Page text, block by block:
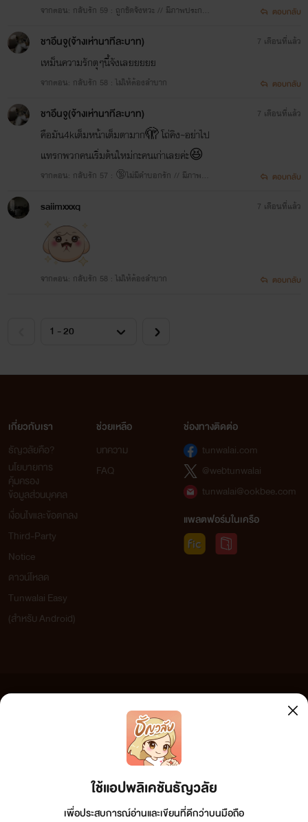
จากตอน: กลับรัก 59 : ถูกขัดจังหวะ // มีภาพประกอ
ตอบกลับ
ชาอึนจู(จ้างเห่านาทีละบาท)
เหม็นความรักตุๆนี้จังเลยยยยย
จากตอน: กลับรัก 58 : ไม่ให้ต้องลำบาก
7 เดือนที่แล้ว
ตอบกลับ
ชาอึนจู(จ้างเห่านาทีละบาท)
คือมัน4kเต็มหน้าเต็มตามาก🫣 โถ่คิง~อย่าไป
แทรกพวกคนเริ่มต้นใหม่กะคนเก่าเลยค่ะ😆
จากตอน: กลับรัก 57 : 🔞ไม่มีคำบอกรัก // มีภาพ
7 เดือนที่แล้ว
ตอบกลับ
saiimxxxq
จากตอน: กลับรัก 58 : ไม่ให้ต้องลำบาก
7 เดือนที่แล้ว
ตอบกลับ
ใช้แอปพลิเคชันธัญวลัย
เพื่อประสบการณ์อ่านและเขียนที่ดีกว่าบนมือถือ
เกี่ยวกับเรา
ธัญวลัยคือ?
นโยบายการ
คุ้มครอง
ข้อมูลส่วนบุคคล
เงื่อนไขและข้อตกลง
Third-Party
Notice
ดาวน์โหลด
Tunwalai Easy
(สำหรับ Android)
ช่วยเหลือ
บทความ
FAQ
ช่องทางติดต่อ
tunwalai.com
@webtunwalai
tunwalai@ookbee.com
แพลตฟอร์มในเครือ
เว็บไซต์แห่งนี้ไม่ได้เห็นด้วยและไม่ขอรับผิดชอบต่อข้อความใดๆ ทั้งสิ้น ดังนั้นผู้อ่านทุกท่านโปรดใช้
วิจารณญาณในการกลั่นกรองด้วยตนเอง และหากท่านพบข้อความใดๆ ที่ขัดต่อกฎหมายและศีลธรรม
เพื่อทีมงานจะได้ดำเนินการในทันที ทั้งนี้ ทางเว็บไซต์ขอสงวน
ลิขสิทธิ์ตามพระราชบัญญัติลิขสิทธิ์ (ฉบับเพิ่มเติม) พ.ศ.2558